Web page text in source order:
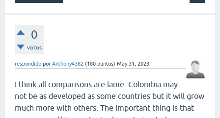
0
votos
respondido por Anthony4382 (180 puntos) May 31, 2023
I think all comparisons are lame. Colombia may
not be as developed as some countries but it will grow
much more with others. The important thing is that